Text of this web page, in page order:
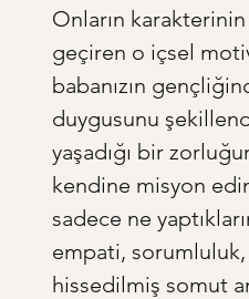
Onların
geçiren o içsel
babanızın
duygusunu
yaşadığı bir
kendine misyon
sadece ne
empati, sorumluluk,
hissedilmiş somut